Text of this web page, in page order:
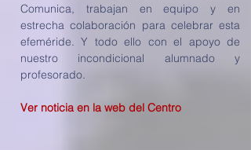
Comunica, trabajan en equipo y en
estrecha colaboración para celebrar esta
efeméride. Y todo ello con el apoyo de
nuestro incondicional alumnado y
profesorado.
Ver noticia en la web del Centro